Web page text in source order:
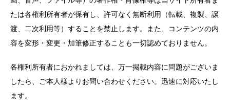
たは各権利所有者が保有し、許可なく無断利用（転載、複製、譲
渡、二次利用等）することを禁止します。また、コンテンツの内
容を変形・変更・加筆修正することも一切認めておりません。
各権利所有者におかれましては、万一掲載内容に問題がございま
したら、ご本人様よりお問い合わせください。迅速に対応いたし
ます。